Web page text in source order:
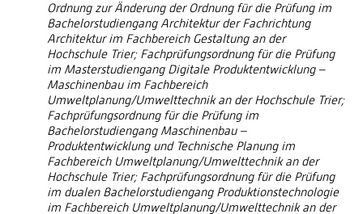
Ordnung zur Änderung der Ordnung für die Prüfung im
Bachelorstudiengang Architektur der Fachrichtung
Architektur im Fachbereich Gestaltung an der
Hochschule Trier; Fachprüfungsordnung für die Prüfung
im Masterstudiengang Digitale Produktentwicklung –
Maschinenbau im Fachbereich
Umweltplanung/Umwelttechnik an der Hochschule Trier;
Fachprüfungsordnung für die Prüfung im
Bachelorstudiengang Maschinenbau –
Produktentwicklung und Technische Planung im
Fachbereich Umweltplanung/Umwelttechnik an der
Hochschule Trier; Fachprüfungsordnung für die Prüfung
im dualen Bachelorstudiengang Produktionstechnologie
im Fachbereich Umweltplanung/Umwelttechnik an der